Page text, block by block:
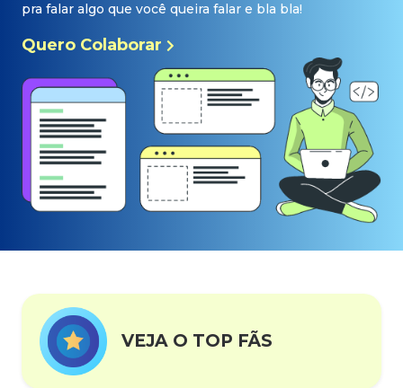
pra falar algo que você queira falar e bla bla!
Quero Colaborar
VEJA O TOP FÃS